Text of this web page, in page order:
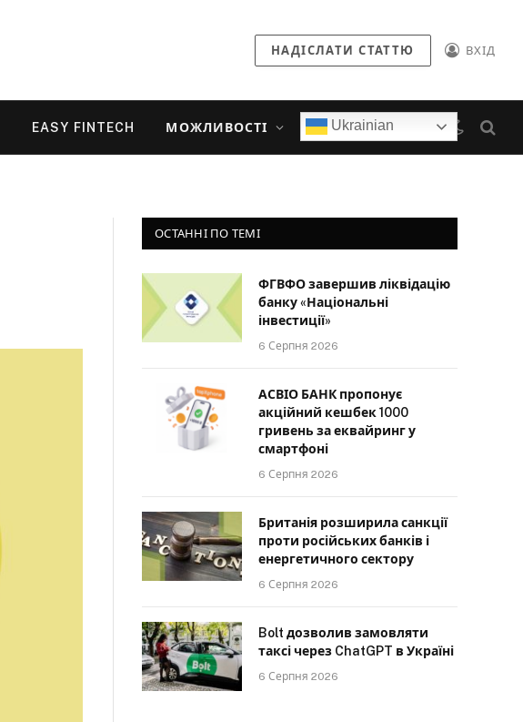
НАДІСЛАТИ СТАТТЮ ВХІД
EASY FINTECH МОЖЛИВОСТІ Ukrainian
ОСТАННІ ПО ТЕМІ
ФГВФО завершив ліквідацію
банку «Національні
інвестиції»
6 Серпня 2026
АСВІО БАНК пропонує
акційний кешбек 1000
гривень за еквайринг у
смартфоні
6 Серпня 2026
Британія розширила санкції
проти російських банків і
енергетичного сектору
6 Серпня 2026
Bolt дозволив замовляти
таксі через ChatGPT в Україні
6 Серпня 2026